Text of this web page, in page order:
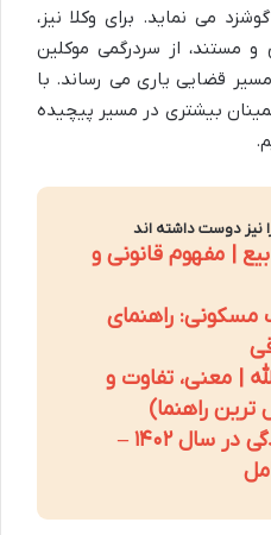
می نماید. برای وکلا نیز،
مستند، از سردرگمی موکلین
قضایی یاری می رساند. با
بیشتری در مسیر پیچیده
نیز دوست داشته اند
| مفهوم قانونی و
مسکونی: راهنمای
| معنی، تفاوت و
راهنما)
شرایط فرزندخواندگی در سال ۱۴۰۲ –